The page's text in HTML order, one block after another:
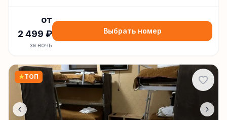
от
2 499 ₽
за ночь
Выбрать номер
★ТОП